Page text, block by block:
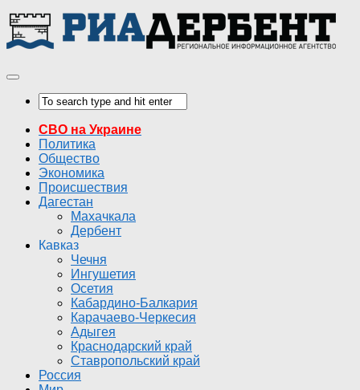
СВО на Украине
Политика
Общество
Экономика
Происшествия
Дагестан
Махачкала
Дербент
Кавказ
Чечня
Ингушетия
Осетия
Кабардино-Балкария
Карачаево-Черкесия
Адыгея
Краснодарский край
Ставропольский край
Россия